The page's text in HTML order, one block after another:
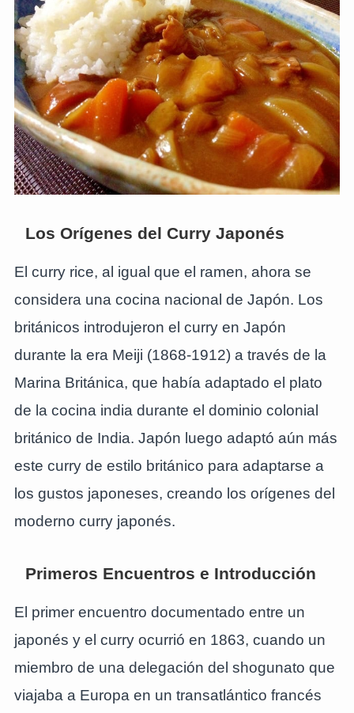
Los Orígenes del Curry Japonés
El curry rice, al igual que el ramen, ahora se
considera una cocina nacional de Japón. Los
británicos introdujeron el curry en Japón
durante la era Meiji (1868-1912) a través de la
Marina Británica, que había adaptado el plato
de la cocina india durante el dominio colonial
británico de India. Japón luego adaptó aún más
este curry de estilo británico para adaptarse a
los gustos japoneses, creando los orígenes del
moderno curry japonés.
Primeros Encuentros e Introducción
El primer encuentro documentado entre un
japonés y el curry ocurrió en 1863, cuando un
miembro de una delegación del shogunato que
viajaba a Europa en un transatlántico francés